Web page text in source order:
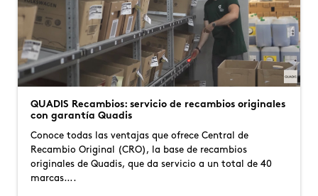
QUADIS Recambios: servicio de recambios originales
con garantía Quadis
Conoce todas las ventajas que ofrece Central de
Recambio Original (CRO), la base de recambios
originales de Quadis, que da servicio a un total de 40
marcas….